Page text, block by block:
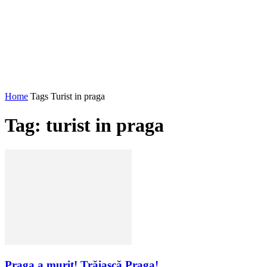
Home Tags Turist in praga
Tag: turist in praga